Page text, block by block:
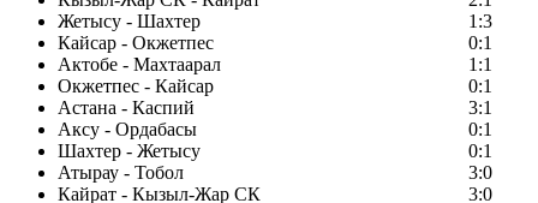
Жетысу - Шахтер
1:3
Кайсар - Окжетпес
0:1
Актобе - Махтаарал
1:1
Окжетпес - Кайсар
0:1
Астана - Каспий
3:1
Аксу - Ордабасы
0:1
Шахтер - Жетысу
0:1
Атырау - Тобол
3:0
Кайрат - Кызыл-Жар СК
3:0